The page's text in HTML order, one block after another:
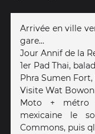
Arrivée en ville
gare...
Jour Annif de la
1er Pad Thai,
Phra Sumen
Visite Wat
Moto + métro
mexicaine le
Commons, puis